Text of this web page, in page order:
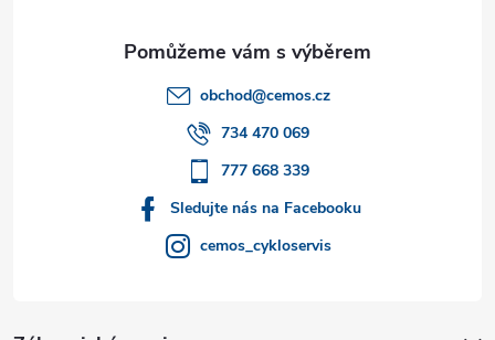
obchod@cemos.cz
734 470 069
777 668 339
Sledujte nás na Facebooku
cemos_cykloservis